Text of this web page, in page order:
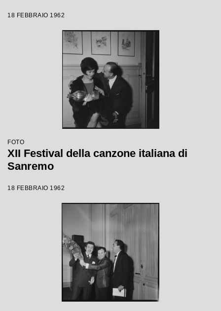
18 FEBBRAIO 1962
FOTO
XII Festival della canzone italiana di
Sanremo
18 FEBBRAIO 1962